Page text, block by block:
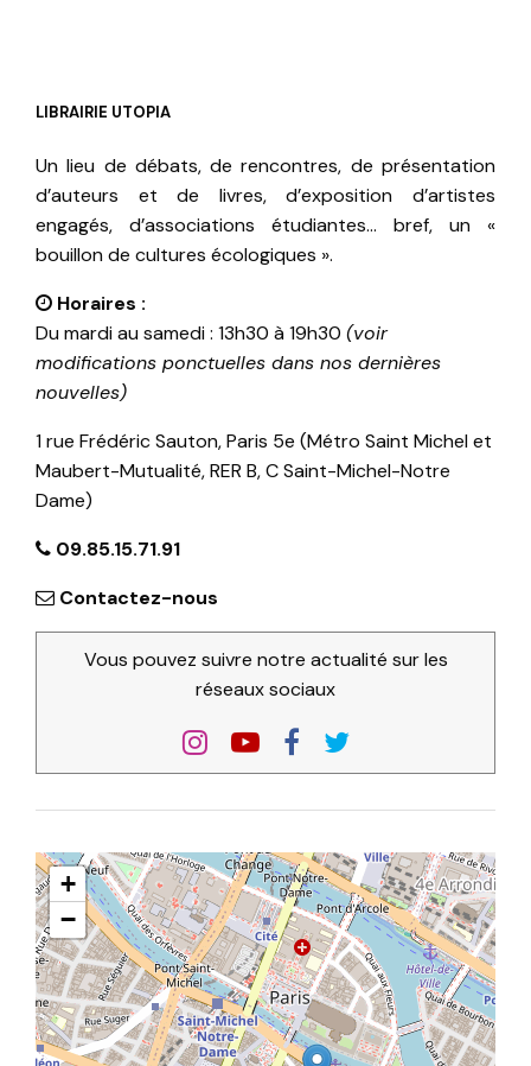
LIBRAIRIE UTOPIA
Un lieu de débats, de rencontres, de présentation
d’auteurs et de livres, d’exposition d’artistes
engagés, d’associations étudiantes… bref, un «
bouillon de cultures écologiques ».
Horaires :
Du mardi au samedi : 13h30 à 19h30 (voir
modifications ponctuelles dans nos dernières
nouvelles)
1 rue Frédéric Sauton, Paris 5e (Métro Saint Michel et
Maubert-Mutualité, RER B, C Saint-Michel-Notre
Dame)
09.85.15.71.91
Contactez-nous
Vous pouvez suivre notre actualité sur les
réseaux sociaux
+
−